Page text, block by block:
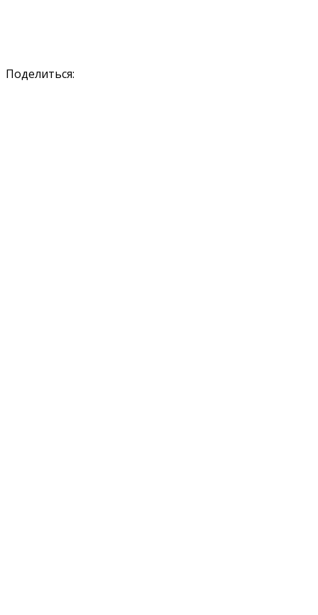
Поделиться: